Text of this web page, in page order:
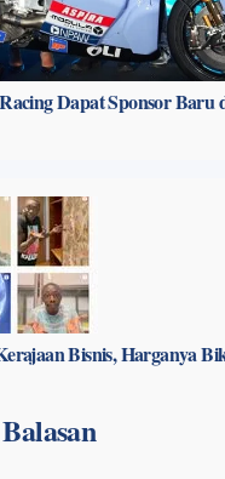
Dapat Sponsor Baru
Bisnis, Harganya